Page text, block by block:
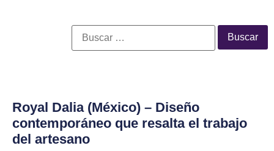
Royal Dalia (México) – Diseño
contemporáneo que resalta el trabajo
del artesano